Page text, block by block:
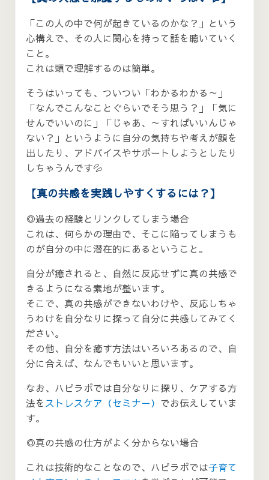
「この人の中で何が起きているのかな？」という
心構えで、その人に関心を持って話を聴いていく
こと。
これは頭で理解するのは簡単。
そうはいっても、ついつい「わかるわかる～」
「なんでこんなことぐらいでそう思う？」「気に
せんでいいのに」「じゃあ、～すればいいんじゃ
ない？」というように自分の気持ちや考えが顔を
出したり、アドバイスやサポートしようとしたり
しちゃうんです💦
【真の共感を実践しやすくするには？】
◎過去の経験とリンクしてしまう場合
これは、何らかの理由で、そこに陥ってしまうも
のが自分の中に潜在的にあるということ。
自分が癒されると、自然に反応せずに真の共感で
きるようになる素地が整います。
そこで、真の共感ができないわけや、反応しちゃ
うわけを自分なりに探って自分に共感してみてく
ださい。
その他、自分を癒す方法はいろいろあるので、自
分に合えば、なんでもいいと思います。
なお、ハピラボでは自分なりに探り、ケアする方
法を ストレスケア（セミナー） でお伝えしていま
す。
◎真の共感の仕方がよく分からない場合
これは技術的なことなので、ハピラボでは子育て